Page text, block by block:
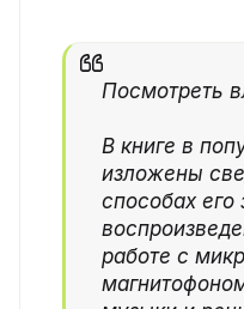
Посмотреть
В книге в
изложены
способах его
работе с